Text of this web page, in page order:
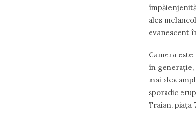
ales
evanescent
Camera
în generație,
mai ales
sporadic
Traian, piața